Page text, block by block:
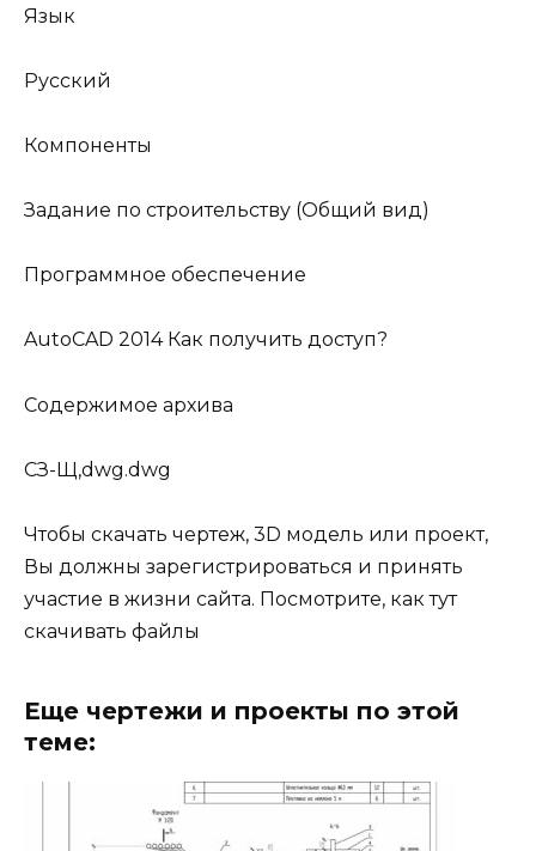
Язык
Русский
Компоненты
Задание по строительству (Общий вид)
Программное обеспечение
AutoCAD 2014 Как получить доступ?
Содержимое архива
СЗ-Щ,dwg.dwg
Чтобы скачать чертеж, 3D модель или проект,
Вы должны зарегистрироваться и принять
участие в жизни сайта. Посмотрите, как тут
скачивать файлы
Еще чертежи и проекты по этой
теме: